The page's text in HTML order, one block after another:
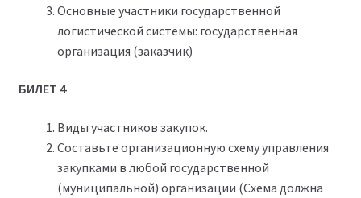
Основные участники государственной
логистической системы: государственная
организация (заказчик)
БИЛЕТ 4
Виды участников закупок.
Составьте организационную схему управления
закупками в любой государственной
(муниципальной) организации (Схема должна